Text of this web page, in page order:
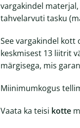
vargakindel
tahvelarvuti tasku
See vargakindel
keskmisest 13 liitrit
märgisega, mis
Miinimumkogus
Vaata ka teisi kotte